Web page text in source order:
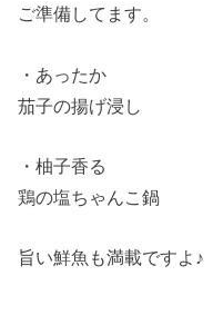
ご準備してます。
・あったか
茄子の揚げ浸し
・柚子香る
鶏の塩ちゃんこ鍋
旨い鮮魚も満載ですよ♪